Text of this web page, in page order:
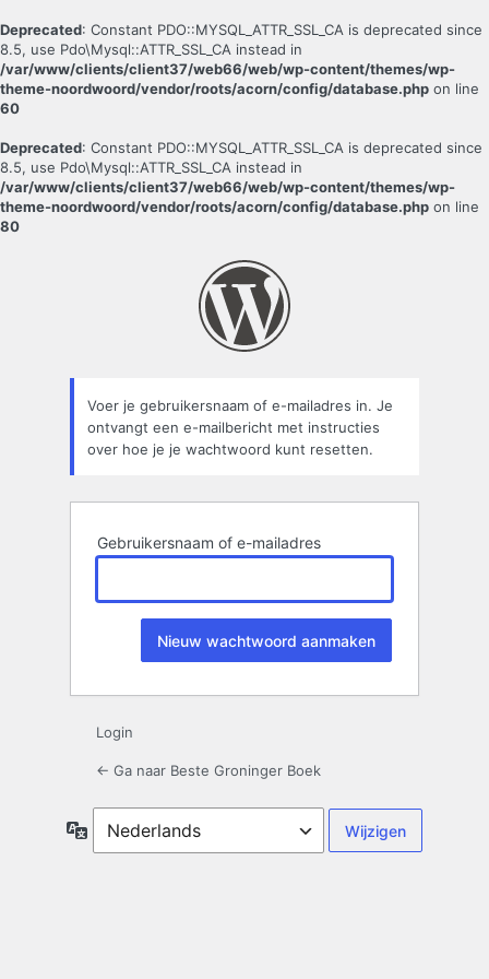
Deprecated: Constant PDO::MYSQL_ATTR_SSL_CA is deprecated since
8.5, use Pdo\Mysql::ATTR_SSL_CA instead in
/var/www/clients/client37/web66/web/wp-content/themes/wp-
theme-noordwoord/vendor/roots/acorn/config/database.php on line
60
Deprecated: Constant PDO::MYSQL_ATTR_SSL_CA is deprecated since
8.5, use Pdo\Mysql::ATTR_SSL_CA instead in
/var/www/clients/client37/web66/web/wp-content/themes/wp-
theme-noordwoord/vendor/roots/acorn/config/database.php on line
80
Voer je gebruikersnaam of e-mailadres in. Je
ontvangt een e-mailbericht met instructies
over hoe je je wachtwoord kunt resetten.
Gebruikersnaam of e-mailadres
Login
← Ga naar Beste Groninger Boek
Taal